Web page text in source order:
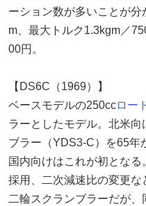
ーション数が多いことが
m、最大トルク1.3kgm／
00円。
【DS6C（1969）】
ベースモデルの250ccロー
ラーとしたモデル。北米向
ブラー（YDS3-C）を65年
国内向けはこれが初とな
採用、二次減速比の変更
二輪スクランブラーだが